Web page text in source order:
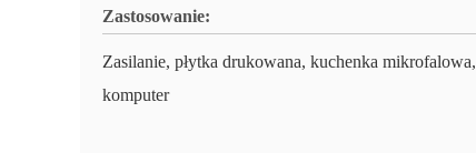
Zastosowanie:
Zasilanie, płytka drukowana, kuchenka mikrofalowa,
komputer